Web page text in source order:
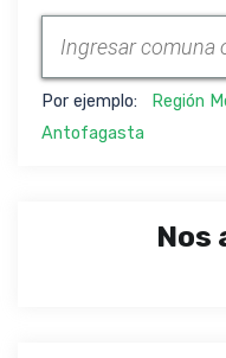
Por ejemplo: Región
Antofagasta
Nos